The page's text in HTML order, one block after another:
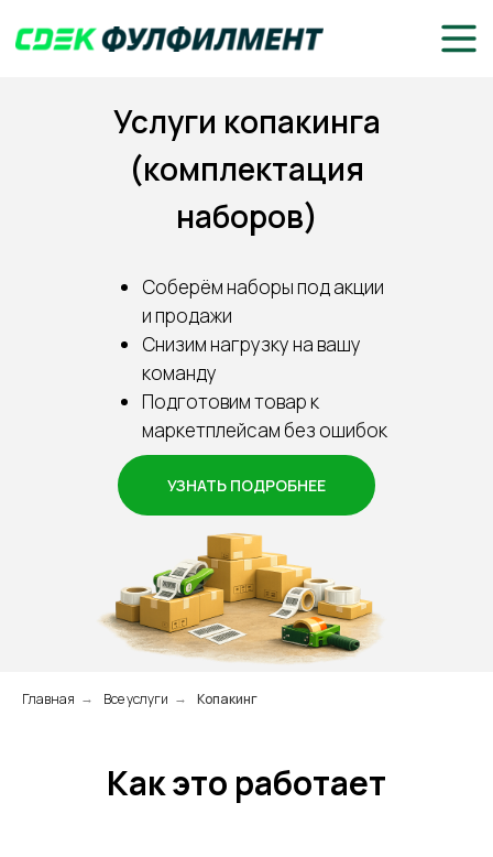
Услуги копакинга
(комплектация
наборов)
Соберём наборы под акции
и продажи
Снизим нагрузку на вашу
команду
Подготовим товар к
маркетплейсам без ошибок
УЗНАТЬ ПОДРОБНЕЕ
Главная → Все услуги → Копакинг
Как это работает